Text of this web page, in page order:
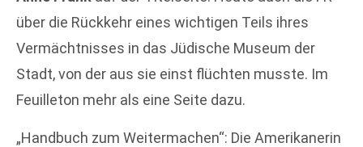
über die Rückkehr eines wichtigen Teils ihres
Vermächtnisses in das Jüdische Museum der
Stadt, von der aus sie einst flüchten musste. Im
Feuilleton mehr als eine Seite dazu.
„Handbuch zum Weitermachen“: Die Amerikanerin